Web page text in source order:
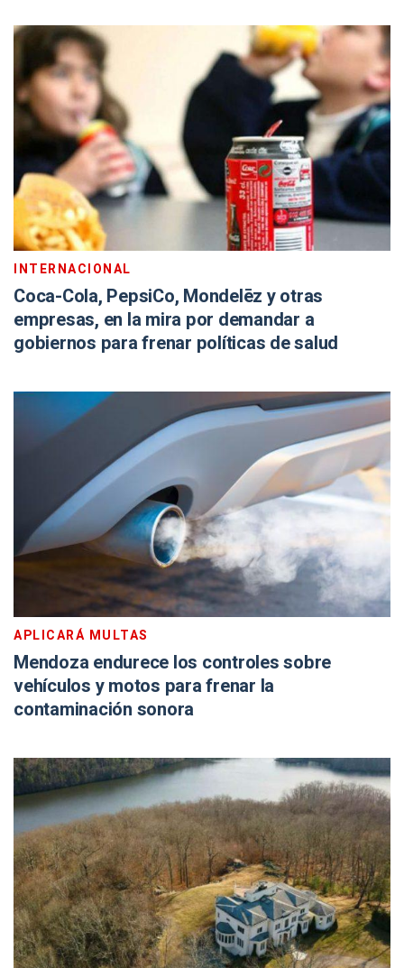
INTERNACIONAL
Coca-Cola, PepsiCo, Mondelēz y otras
empresas, en la mira por demandar a
gobiernos para frenar políticas de salud
APLICARÁ MULTAS
Mendoza endurece los controles sobre
vehículos y motos para frenar la
contaminación sonora